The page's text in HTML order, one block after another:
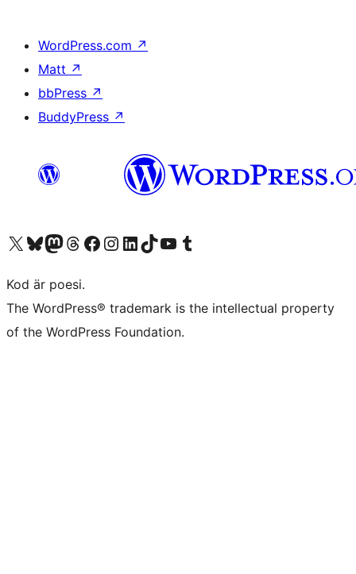
WordPress.com ↗
Matt ↗
bbPress ↗
BuddyPress ↗
Besök vår X-konto (f.d. Twitter)
Besök vårt Bluesky-konto
Besök vårt Mastodon-konto
Besök vårt Thread-konto
Besök vår Facebook-sidaBesök vårt Instagram-konto
Besök vårt LinkedIn-konto
Besök vårt TikTok-konto
Besök vår YouTube-kanalBesök vårt Tumblr-konto
Kod är poesi.
The WordPress® trademark is the intellectual property
of the WordPress Foundation.